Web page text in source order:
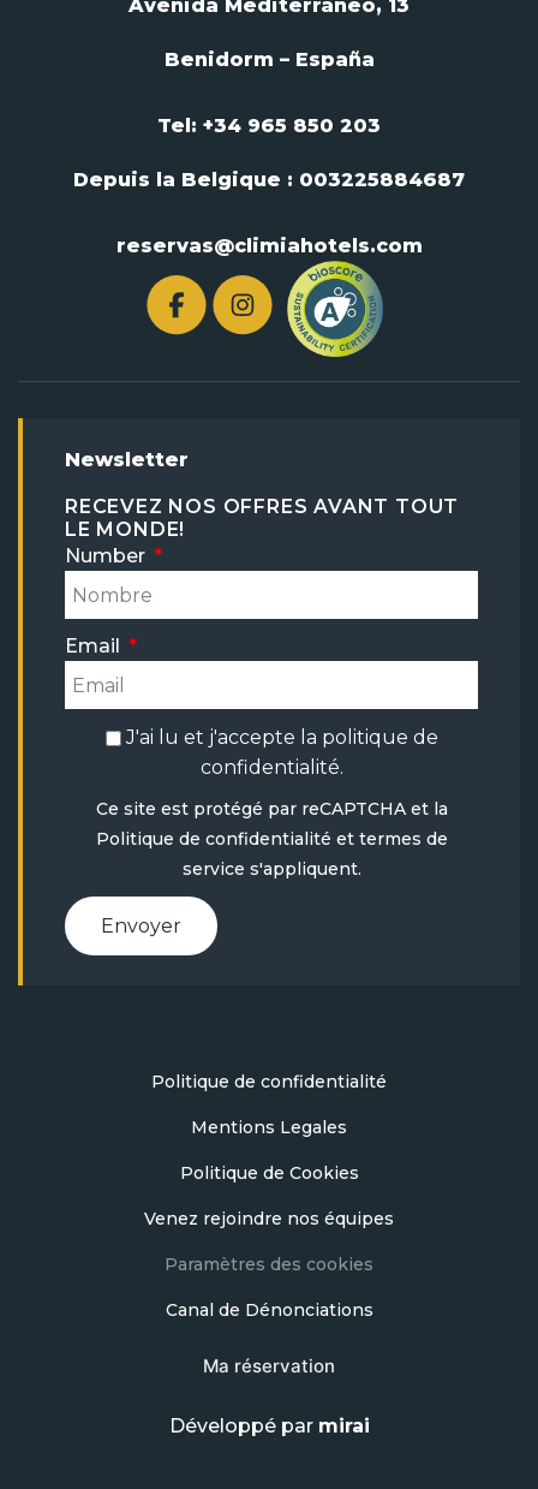
Avenida Mediterráneo, 13
Benidorm – España
Tel: +34 965 850 203
Depuis la Belgique : 003225884687
reservas@climiahotels.com
Newsletter
RECEVEZ NOS OFFRES AVANT TOUT
LE MONDE!
Number
Email
J'ai lu et j'accepte la politique de
confidentialité.
Ce site est protégé par reCAPTCHA et la
Politique de confidentialité et termes de
service s'appliquent.
Envoyer
Politique de confidentialité
Mentions Legales
Politique de Cookies
Venez rejoindre nos équipes
Paramètres des cookies
Canal de Dénonciations
Ma réservation
Développé par mirai